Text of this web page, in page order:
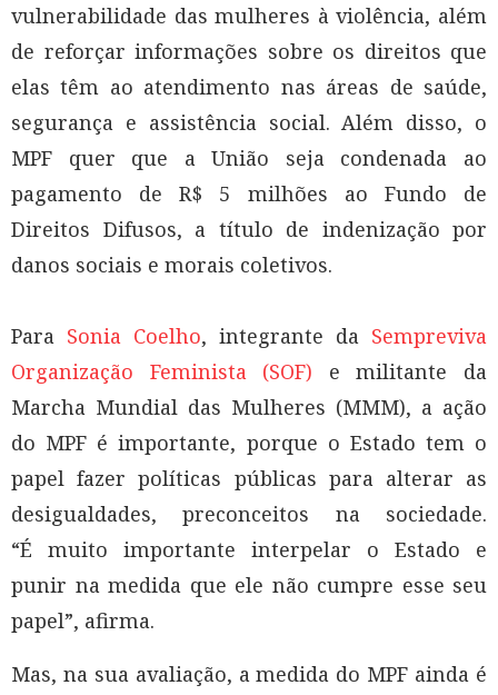
vulnerabilidade das mulheres à violência, além
de reforçar informações sobre os direitos que
elas têm ao atendimento nas áreas de saúde,
segurança e assistência social. Além disso, o
MPF quer que a União seja condenada ao
pagamento de R$ 5 milhões ao Fundo de
Direitos Difusos, a título de indenização por
danos sociais e morais coletivos.
Para Sonia Coelho, integrante da Sempreviva
Organização Feminista (SOF) e militante da
Marcha Mundial das Mulheres (MMM), a ação
do MPF é importante, porque o Estado tem o
papel fazer políticas públicas para alterar as
desigualdades, preconceitos na sociedade.
“É muito importante interpelar o Estado e
punir na medida que ele não cumpre esse seu
papel”, afirma.
Mas, na sua avaliação, a medida do MPF ainda é